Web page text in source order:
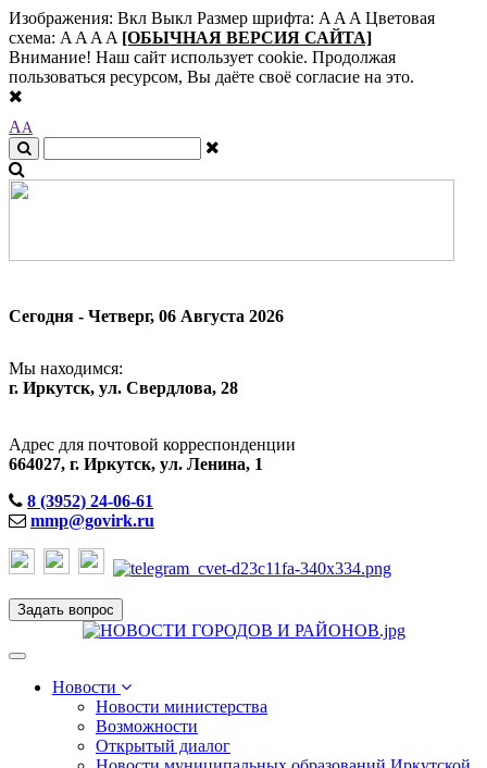
Изображения: Вкл Выкл Размер шрифта: A A A Цветовая
схема: A A A A [ОБЫЧНАЯ ВЕРСИЯ САЙТА]
Внимание! Наш сайт использует cookie. Продолжая
пользоваться ресурсом, Вы даёте своё согласие на это.
AA
Сегодня - Четверг, 06 Августа 2026
Мы находимся:
г. Иркутск, ул. Свердлова, 28
Адрес для почтовой корреспонденции
664027, г. Иркутск, ул. Ленина, 1
8 (3952) 24-06-61
mmp@govirk.ru
Задать вопрос
Toggle
navigationНовости
Новости министерства
Возможности
Открытый диалог